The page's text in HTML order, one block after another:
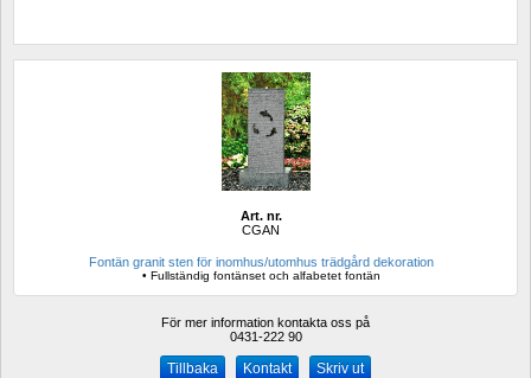
Art. nr.
CGAN
Fontän granit sten för inomhus/utomhus trädgård dekoration
• Fullständig fontänset och alfabetet fontän
För mer information kontakta oss på
0431-222 90
Kontakt Skriv ut